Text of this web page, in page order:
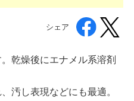
シェア
乾燥後にエナメル系溶剤
汚し表現などにも最適。